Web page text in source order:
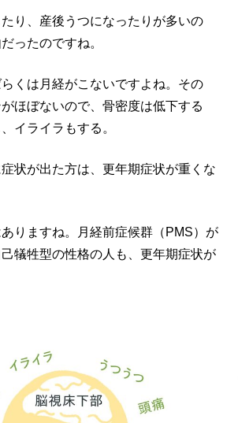
り、産後うつになったりが多いの
ったのですね。
くは月経がこないですよね。その
ほぼないので、骨密度は低下する
イライラもする。
状が出た方は、更年期症状が重くな
りますね。月経前症候群（PMS）が
犠牲型の性格の人も、更年期症状が